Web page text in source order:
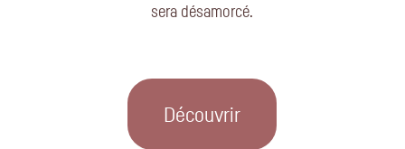
sera désamorcé.
Découvrir